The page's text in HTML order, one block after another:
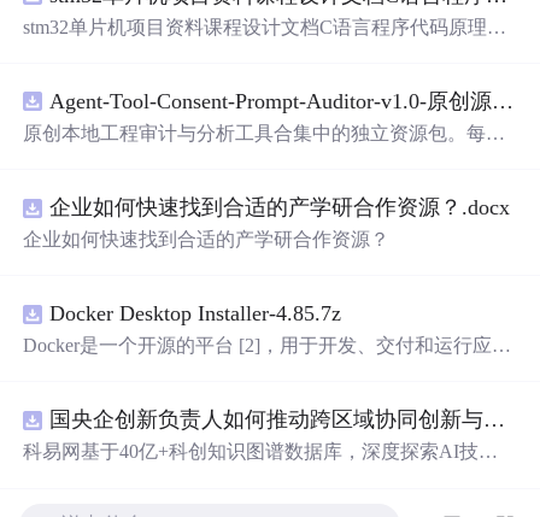
stm32单片机项目资料课程设计文档C语言程序代码原理图
Agent-Tool-Consent-Prompt-Auditor-v1.0-原创源码与文档.zip
原创本地工程审计与分析工具合集中的独立资源包。每个
README、运行说明、功能清单、MIT License及原创与授
权声明。解压后进入project目录，执行npm test验证算法，
目源码、Logo、官方截图、论文、生产日志或其他受限素
材。适合前端开发、AI应用工程、测试审计和课程实践。
企业如何快速找到合适的产学研合作资源？.docx
企业如何快速找到合适的产学研合作资源？
Docker Desktop Installer-4.85.7z
Docker是一个开源的平台 [2]，用于开发、交付和运行应用
器可以在任何支持Docker的环境中运行
国央企创新负责人如何推动跨区域协同创新与资源互补？.docx
科易网基于40亿+科创知识图谱数据库，深度探索AI技术